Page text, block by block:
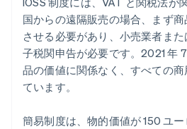
国からの遠隔販売の場合、まず商
させる必要があり、小売業者ま
子税関申告が必要です。2021 年
品の価値に関係なく、すべての
ています。
簡易制度は、物的価値が 150 ユ